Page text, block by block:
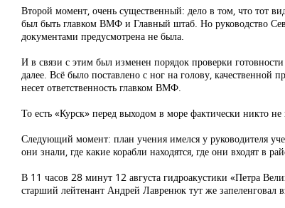
Второй момент, очень существенный: дело в том, что тот
был быть главком ВМФ и Главный штаб. Но руководство
документами предусмотрена не была.
И в связи с этим был изменен порядок проверки
далее. Всё было поставлено с ног на голову, качественной
несет ответственность главком ВМФ.
То есть «Курск» перед выходом в море фактически никто
Следующий момент: план учения имелся у руководителя
они знали, где какие корабли находятся, где они входят в
В 11 часов 28 минут 12 августа гидроакустики «Петра
старший лейтенант Андрей Лавренюк тут же запеленговал